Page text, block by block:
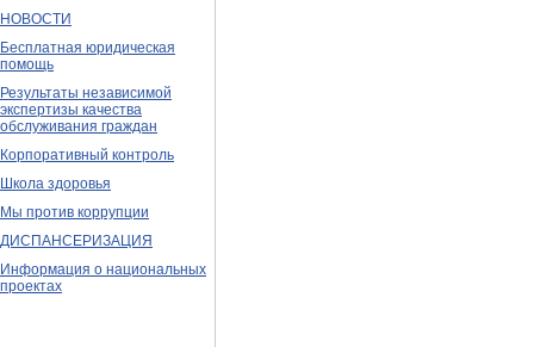
НОВОСТИ
Бесплатная юридическая
помощь
Результаты независимой
экспертизы качества
обслуживания граждан
Корпоративный контроль
Школа здоровья
Мы против коррупции
ДИСПАНСЕРИЗАЦИЯ
Информация о национальных
проектах